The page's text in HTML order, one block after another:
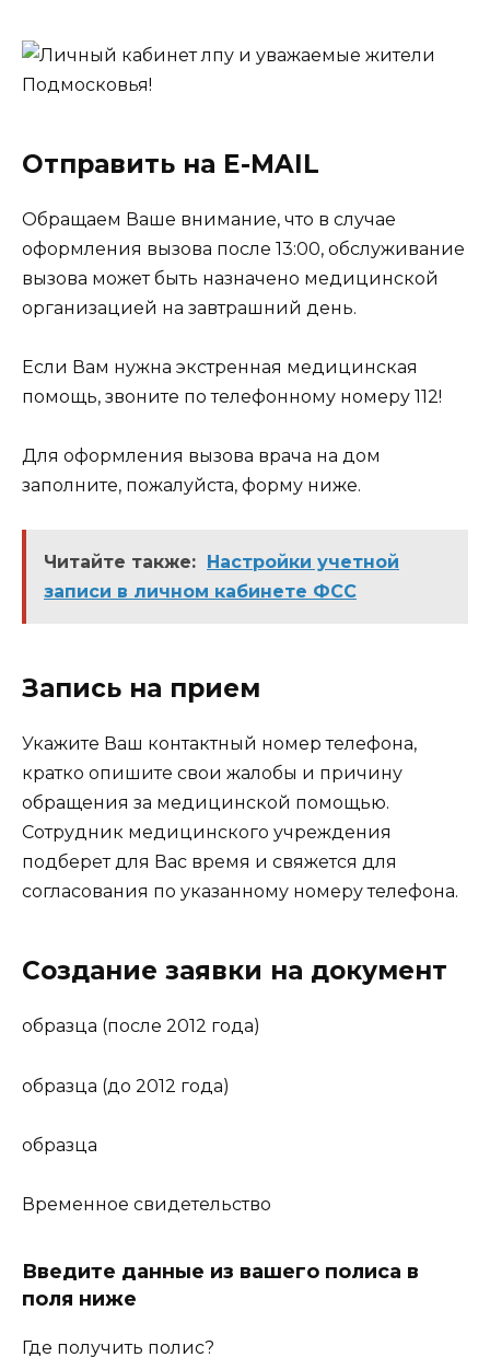
Отправить на E-MAIL
Обращаем Ваше внимание, что в случае
оформления вызова после 13:00, обслуживание
вызова может быть назначено медицинской
организацией на завтрашний день.
Если Вам нужна экстренная медицинская
помощь, звоните по телефонному номеру 112!
Для оформления вызова врача на дом
заполните, пожалуйста, форму ниже.
Читайте также:
Настройки учетной
записи в личном кабинете ФСС
Запись на прием
Укажите Ваш контактный номер телефона,
кратко опишите свои жалобы и причину
обращения за медицинской помощью.
Сотрудник медицинского учреждения
подберет для Вас время и свяжется для
согласования по указанному номеру телефона.
Создание заявки на документ
образца (после 2012 года)
образца (до 2012 года)
образца
Временное свидетельство
Введите данные из вашего полиса в
поля ниже
Где получить полис?